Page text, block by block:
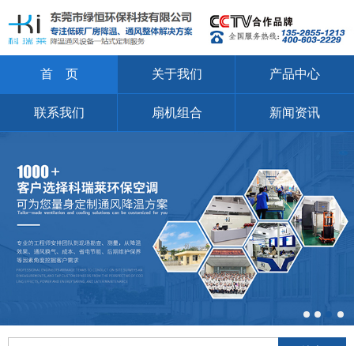
首 页 关于我们 产品中心
联系我们 扇机组合 新闻资讯